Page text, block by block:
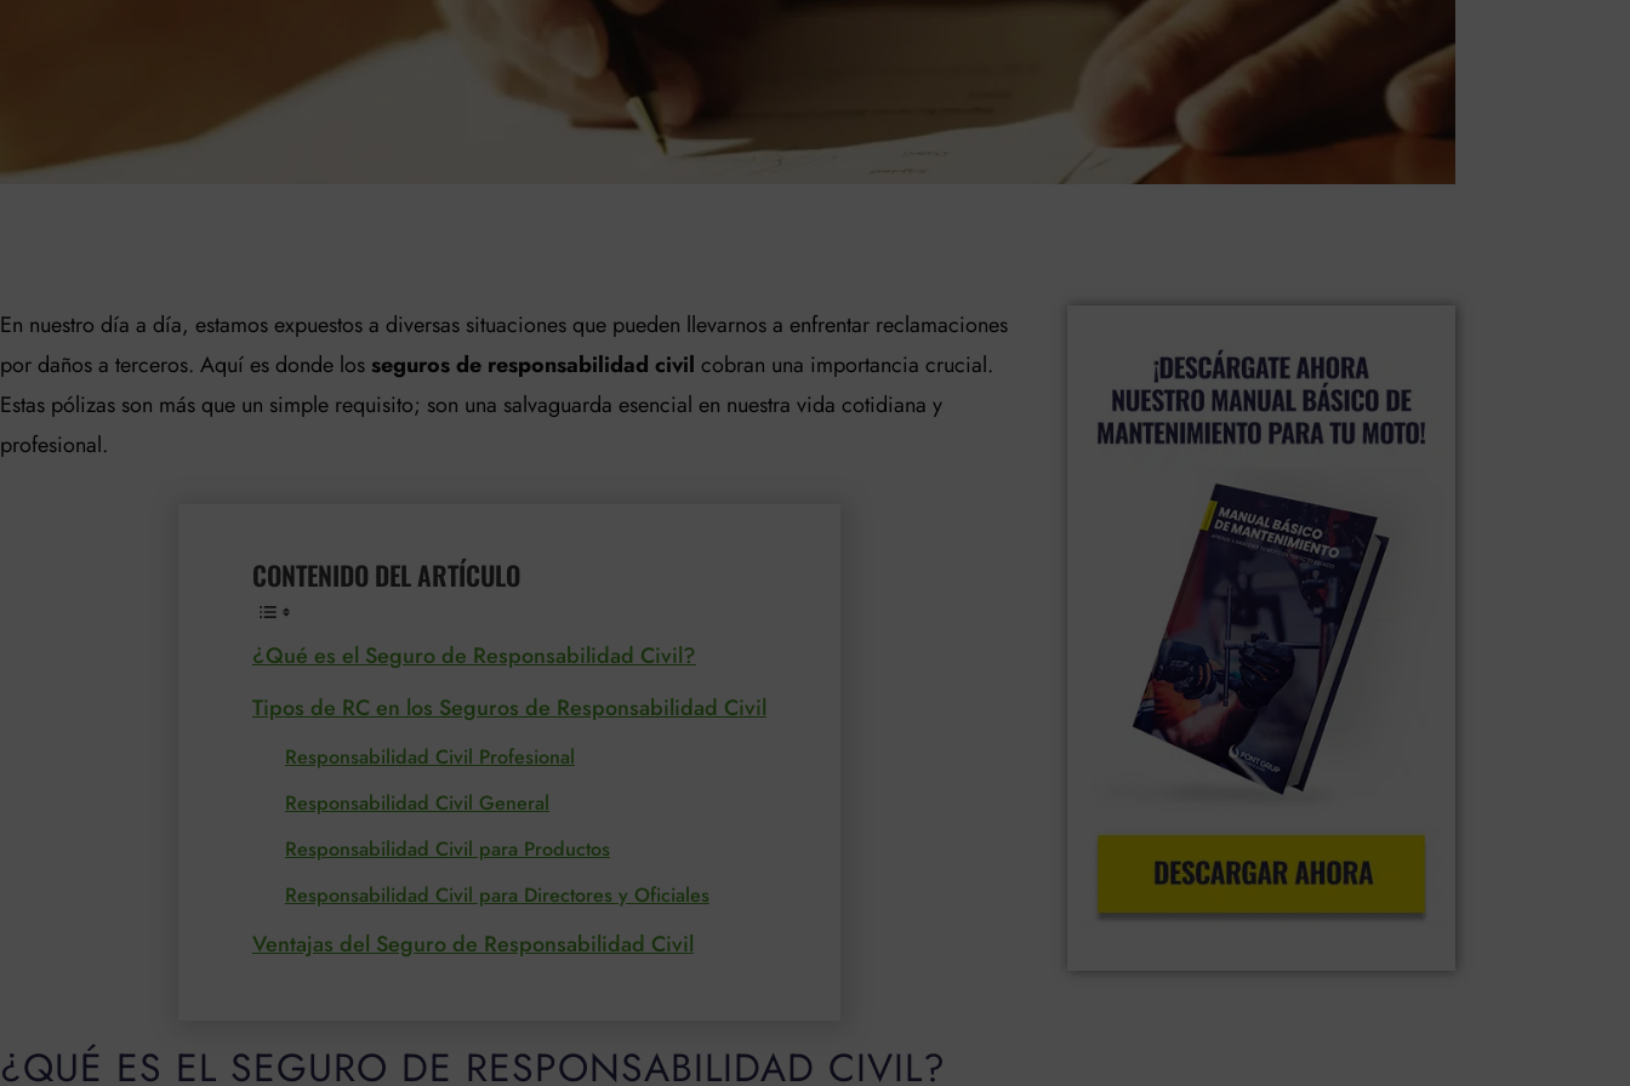
En nuestro día a día, estamos expuestos a diversas situaciones que pueden llevarnos a enfrentar reclamaciones
por daños a terceros. Aquí es donde losseguros de responsabilidad civil cobran una importancia crucial.
Estas pólizas son más que un simple requisito; son una salvaguarda esencial en nuestra vida cotidiana y
profesional.
CONTENIDO DEL ARTÍCULO
¿Qué es el Seguro de Responsabilidad Civil?
Tipos de RC en los Seguros de Responsabilidad Civil
Responsabilidad Civil Profesional
Responsabilidad Civil General
Responsabilidad Civil para Productos
Responsabilidad Civil para Directores y Oficiales
Ventajas del Seguro de Responsabilidad Civil
¿QUÉ ES EL SEGURO DE RESPONSABILIDAD CIVIL?